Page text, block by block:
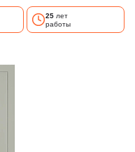
25лет
работы